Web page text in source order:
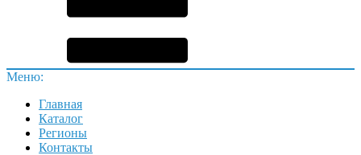
Меню:
Главная
Каталог
Регионы
Контакты